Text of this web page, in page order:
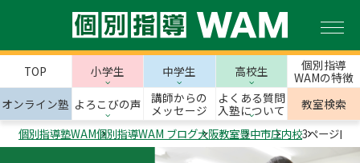
TOP 小学生 中学生 高校生
個別指導
WAMの特徴
オンライン塾 よろこびの声
講師からの
メッセージ
よくある質問
入塾について
教室検索
個別指導塾WAM個別指導WAM ブログ大阪教室豊中市庄内校3ページ目